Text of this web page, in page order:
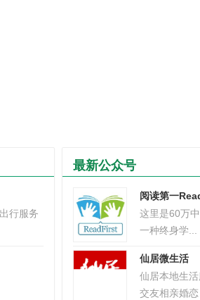
行服务
最新公众号
阅读第一
这里是60万
一种终身学...
仙居微生活
仙居本地生
交友相亲婚恋